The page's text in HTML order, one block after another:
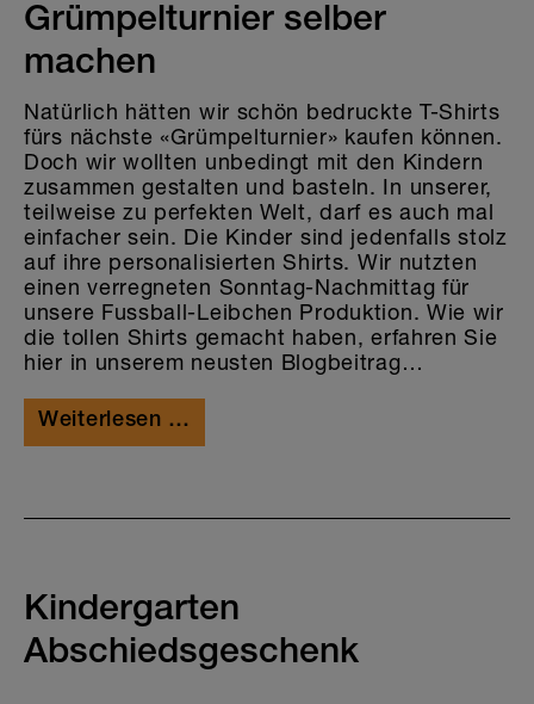
Grümpelturnier selber
machen
Natürlich hätten wir schön bedruckte T-Shirts
fürs nächste «Grümpelturnier» kaufen können.
Doch wir wollten unbedingt mit den Kindern
zusammen gestalten und basteln. In unserer,
teilweise zu perfekten Welt, darf es auch mal
einfacher sein. Die Kinder sind jedenfalls stolz
auf ihre personalisierten Shirts. Wir nutzten
einen verregneten Sonntag-Nachmittag für
unsere Fussball-Leibchen Produktion. Wie wir
die tollen Shirts gemacht haben, erfahren Sie
hier in unserem neusten Blogbeitrag…
Weiterlesen …
Kindergarten
Abschiedsgeschenk